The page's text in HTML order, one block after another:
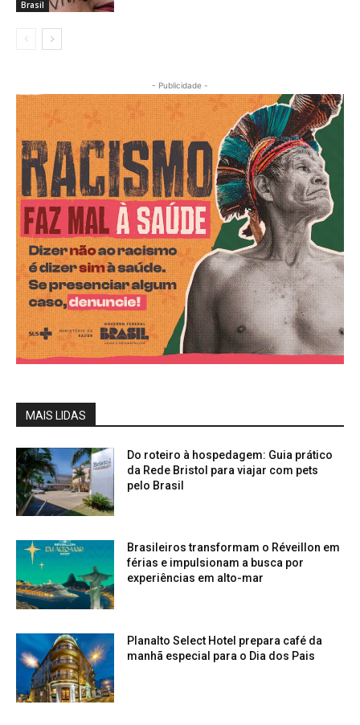
Brasil
- Publicidade -
MAIS LIDAS
Do roteiro à hospedagem: Guia prático
da Rede Bristol para viajar com pets
pelo Brasil
Brasileiros transformam o Réveillon em
férias e impulsionam a busca por
experiências em alto-mar
Planalto Select Hotel prepara café da
manhã especial para o Dia dos Pais